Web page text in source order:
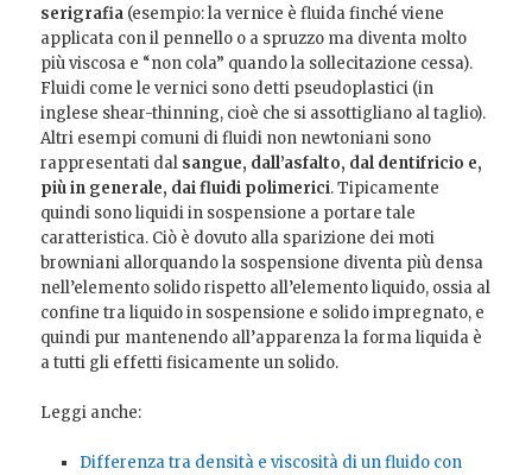
serigrafia (esempio: la vernice è fluida finché viene
applicata con il pennello o a spruzzo ma diventa molto
più viscosa e “non cola” quando la sollecitazione cessa).
Fluidi come le vernici sono detti pseudoplastici (in
inglese shear-thinning, cioè che si assottigliano al taglio).
Altri esempi comuni di fluidi non newtoniani sono
rappresentati dal sangue, dall’asfalto, dal dentifricio e,
più in generale, dai fluidi polimerici. Tipicamente
quindi sono liquidi in sospensione a portare tale
caratteristica. Ciò è dovuto alla sparizione dei moti
browniani allorquando la sospensione diventa più densa
nell’elemento solido rispetto all’elemento liquido, ossia al
confine tra liquido in sospensione e solido impregnato, e
quindi pur mantenendo all’apparenza la forma liquida è
a tutti gli effetti fisicamente un solido.
Leggi anche:
Differenza tra densità e viscosità di un fluido con